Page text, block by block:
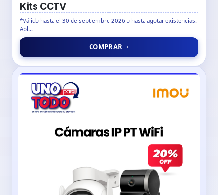
Kits CCTV
*Válido hasta el 30 de septiembre 2026 o hasta agotar existencias.
Apl...
COMPRAR